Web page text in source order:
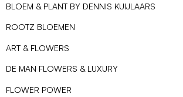
BLOEM & PLANT BY DENNIS KUIJLAARS
ROOTZ BLOEMEN
ART & FLOWERS
DE MAN FLOWERS & LUXURY
FLOWER POWER